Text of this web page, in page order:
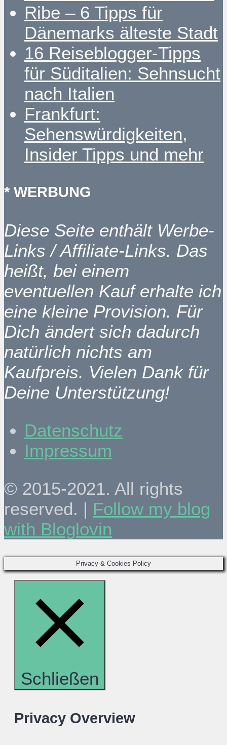
Ribe – 6 Tipps für
Dänemarks älteste Stadt
16 Reiseblogger-Tipps
für Süditalien: Sehnsucht
nach Italien
Frankfurt:
Sehenswürdigkeiten,
Insider Tipps und mehr
* WERBUNG
Diese Seite enthält Werbe-
Links / Affiliate-Links. Das
heißt, bei einem
eventuellen Kauf erhalte ich
eine kleine Provision. Für
Dich ändert sich dadurch
natürlich nichts am
Kaufpreis. Vielen Dank für
Deine Unterstützung!
Datenschutz
Impressum
© 2015-2021. All rights
reserved. | Follow my blog
with Bloglovin
Privacy & Cookies Policy
Schließen
Privacy Overview